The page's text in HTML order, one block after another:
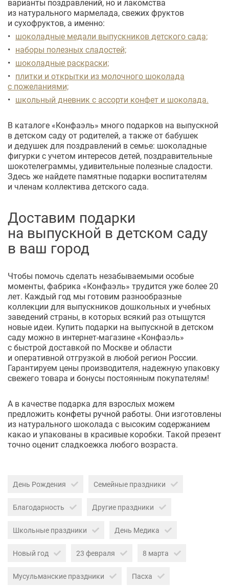
варианты поздравлений, но и лакомства
из натурального мармелада, свежих фруктов
и сухофруктов, а именно:
шоколадные медали выпускников детского сада;
наборы полезных сладостей;
шоколадные раскраски;
плитки и открытки из молочного шоколада
с пожеланиями;
школьный дневник с ассорти конфет и шоколада.
В каталоге «Конфаэль» много подарков на выпускной
в детском саду от родителей, а также от бабушек
и дедушек для поздравлений в семье: шоколадные
фигурки с учетом интересов детей, поздравительные
шокотелеграммы, удивительные полезные сладости.
Здесь же найдете памятные подарки воспитателям
и членам коллектива детского сада.
Доставим подарки
на выпускной в детском саду
в ваш город
Чтобы помочь сделать незабываемыми особые
моменты, фабрика «Конфаэль» трудится уже более 20
лет. Каждый год мы готовим разнообразные
коллекции для выпускников дошкольных и учебных
заведений страны, в которых всякий раз отыщутся
новые идеи. Купить подарки на выпускной в детском
саду можно в интернет-магазине «Конфаэль»
с быстрой доставкой по Москве и области
и оперативной отгрузкой в любой регион России.
Гарантируем цены производителя, надежную упаковку
свежего товара и бонусы постоянным покупателям!
А в качестве подарка для взрослых можем
предложить конфеты ручной работы. Они изготовлены
из натурального шоколада с высоким содержанием
какао и упакованы в красивые коробки. Такой презент
точно оценит сладкоежка любого возраста.
День Рождения Семейные праздники
Благодарность Другие праздники
Школьные праздники День Медика
Новый год 23 февраля 8 марта
Мусульманские праздники Пасха